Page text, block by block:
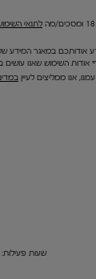
לתנאי
אודותכם במאגר המידע
– 1981.למידע נוסף אודות
אנו ממליצים לעיין
שעות פעילות: א'-ה'